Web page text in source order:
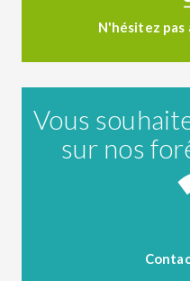
N'hésitez pas
Vous
sur nos